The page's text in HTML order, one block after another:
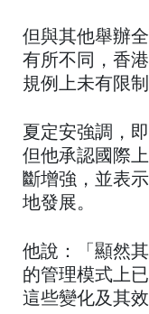
但與其他舉辦
有所不同，香
規例上未有限
夏定安強調，
但他承認國際
斷增強，並表
地發展。
他說：「顯然
的管理模式上
這些變化及其效